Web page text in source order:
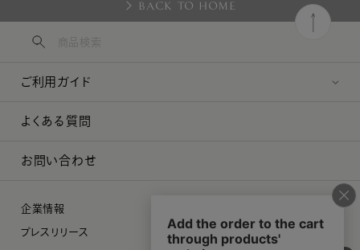
BACK TO HOME
ご利用ガイド
よくある質問
お問い合わせ
企業情報
プレスリリース